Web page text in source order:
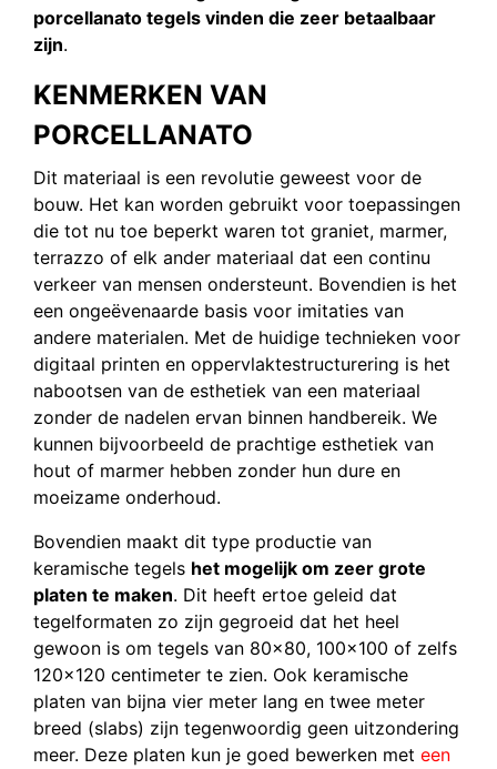
porcellanato tegels vinden die zeer betaalbaar
zijn.
KENMERKEN VAN
PORCELLANATO
Dit materiaal is een revolutie geweest voor de
bouw. Het kan worden gebruikt voor toepassingen
die tot nu toe beperkt waren tot graniet, marmer,
terrazzo of elk ander materiaal dat een continu
verkeer van mensen ondersteunt. Bovendien is het
een ongeëvenaarde basis voor imitaties van
andere materialen. Met de huidige technieken voor
digitaal printen en oppervlaktestructurering is het
nabootsen van de esthetiek van een materiaal
zonder de nadelen ervan binnen handbereik. We
kunnen bijvoorbeeld de prachtige esthetiek van
hout of marmer hebben zonder hun dure en
moeizame onderhoud.
Bovendien maakt dit type productie van
keramische tegels het mogelijk om zeer grote
platen te maken. Dit heeft ertoe geleid dat
tegelformaten zo zijn gegroeid dat het heel
gewoon is om tegels van 80×80, 100×100 of zelfs
120×120 centimeter te zien. Ook keramische
platen van bijna vier meter lang en twee meter
breed (slabs) zijn tegenwoordig geen uitzondering
meer. Deze platen kun je goed bewerken met een